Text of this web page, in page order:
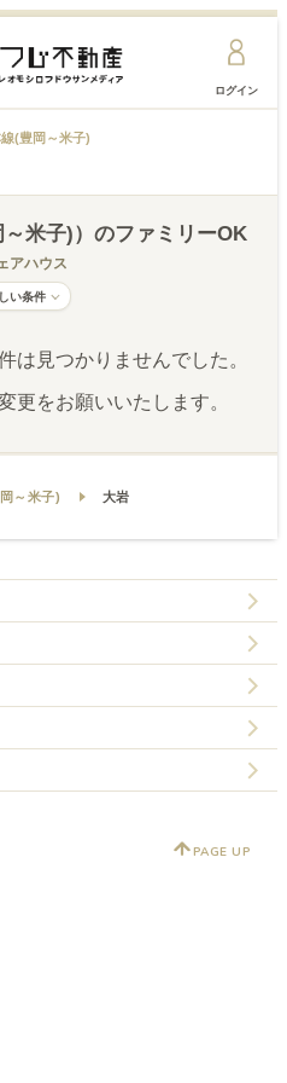
ログイン
(豊岡～米子)
米子)） のファミリーOK
アハウス
い条件
は見つかりませんでした。
更をお願いいたします。
～米子) 大岩
PAGE UP